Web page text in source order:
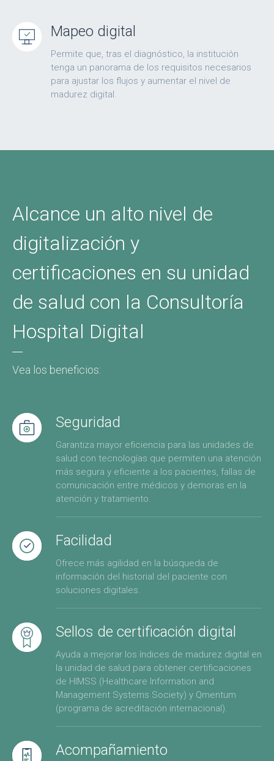
Mapeo digital
Permite que, tras el diagnóstico, la institución
tenga un panorama de los requisitos necesarios
para ajustar los flujos y aumentar el nivel de
madurez digital.
Alcance un alto nivel de
digitalización y
certificaciones en su unidad
de salud con la Consultoría
Hospital Digital
Vea los beneficios:
Seguridad
Garantiza mayor eficiencia para las unidades de
salud con tecnologías que permiten una atención
más segura y eficiente a los pacientes, fallas de
comunicación entre médicos y demoras en la
atención y tratamiento.
Facilidad
Ofrece más agilidad en la búsqueda de
información del historial del paciente con
soluciones digitales.
Sellos de certificación digital
Ayuda a mejorar los índices de madurez digital en
la unidad de salud para obtener certificaciones
de HIMSS (Healthcare Information and
Management Systems Society) y Qmentum
(programa de acreditación internacional).
Acompañamiento